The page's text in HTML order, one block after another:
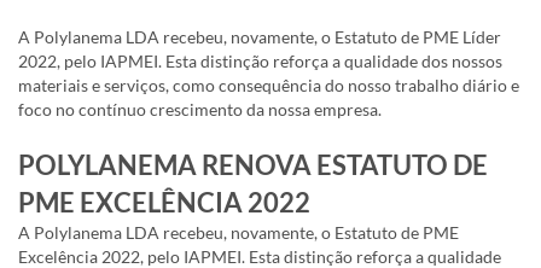
A Polylanema LDA recebeu, novamente, o Estatuto de PME Líder
2022, pelo IAPMEI. Esta distinção reforça a qualidade dos nossos
materiais e serviços, como consequência do nosso trabalho diário e
foco no contínuo crescimento da nossa empresa.
POLYLANEMA RENOVA ESTATUTO DE
PME EXCELÊNCIA 2022
A Polylanema LDA recebeu, novamente, o Estatuto de PME
Excelência 2022, pelo IAPMEI. Esta distinção reforça a qualidade